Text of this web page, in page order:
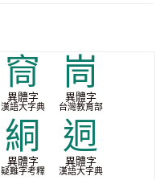
䆚
異體字
漢語大字典
峝
異體字
台灣教育部
絧
異體字
疑難字考釋
迵
異體字
漢語大字典